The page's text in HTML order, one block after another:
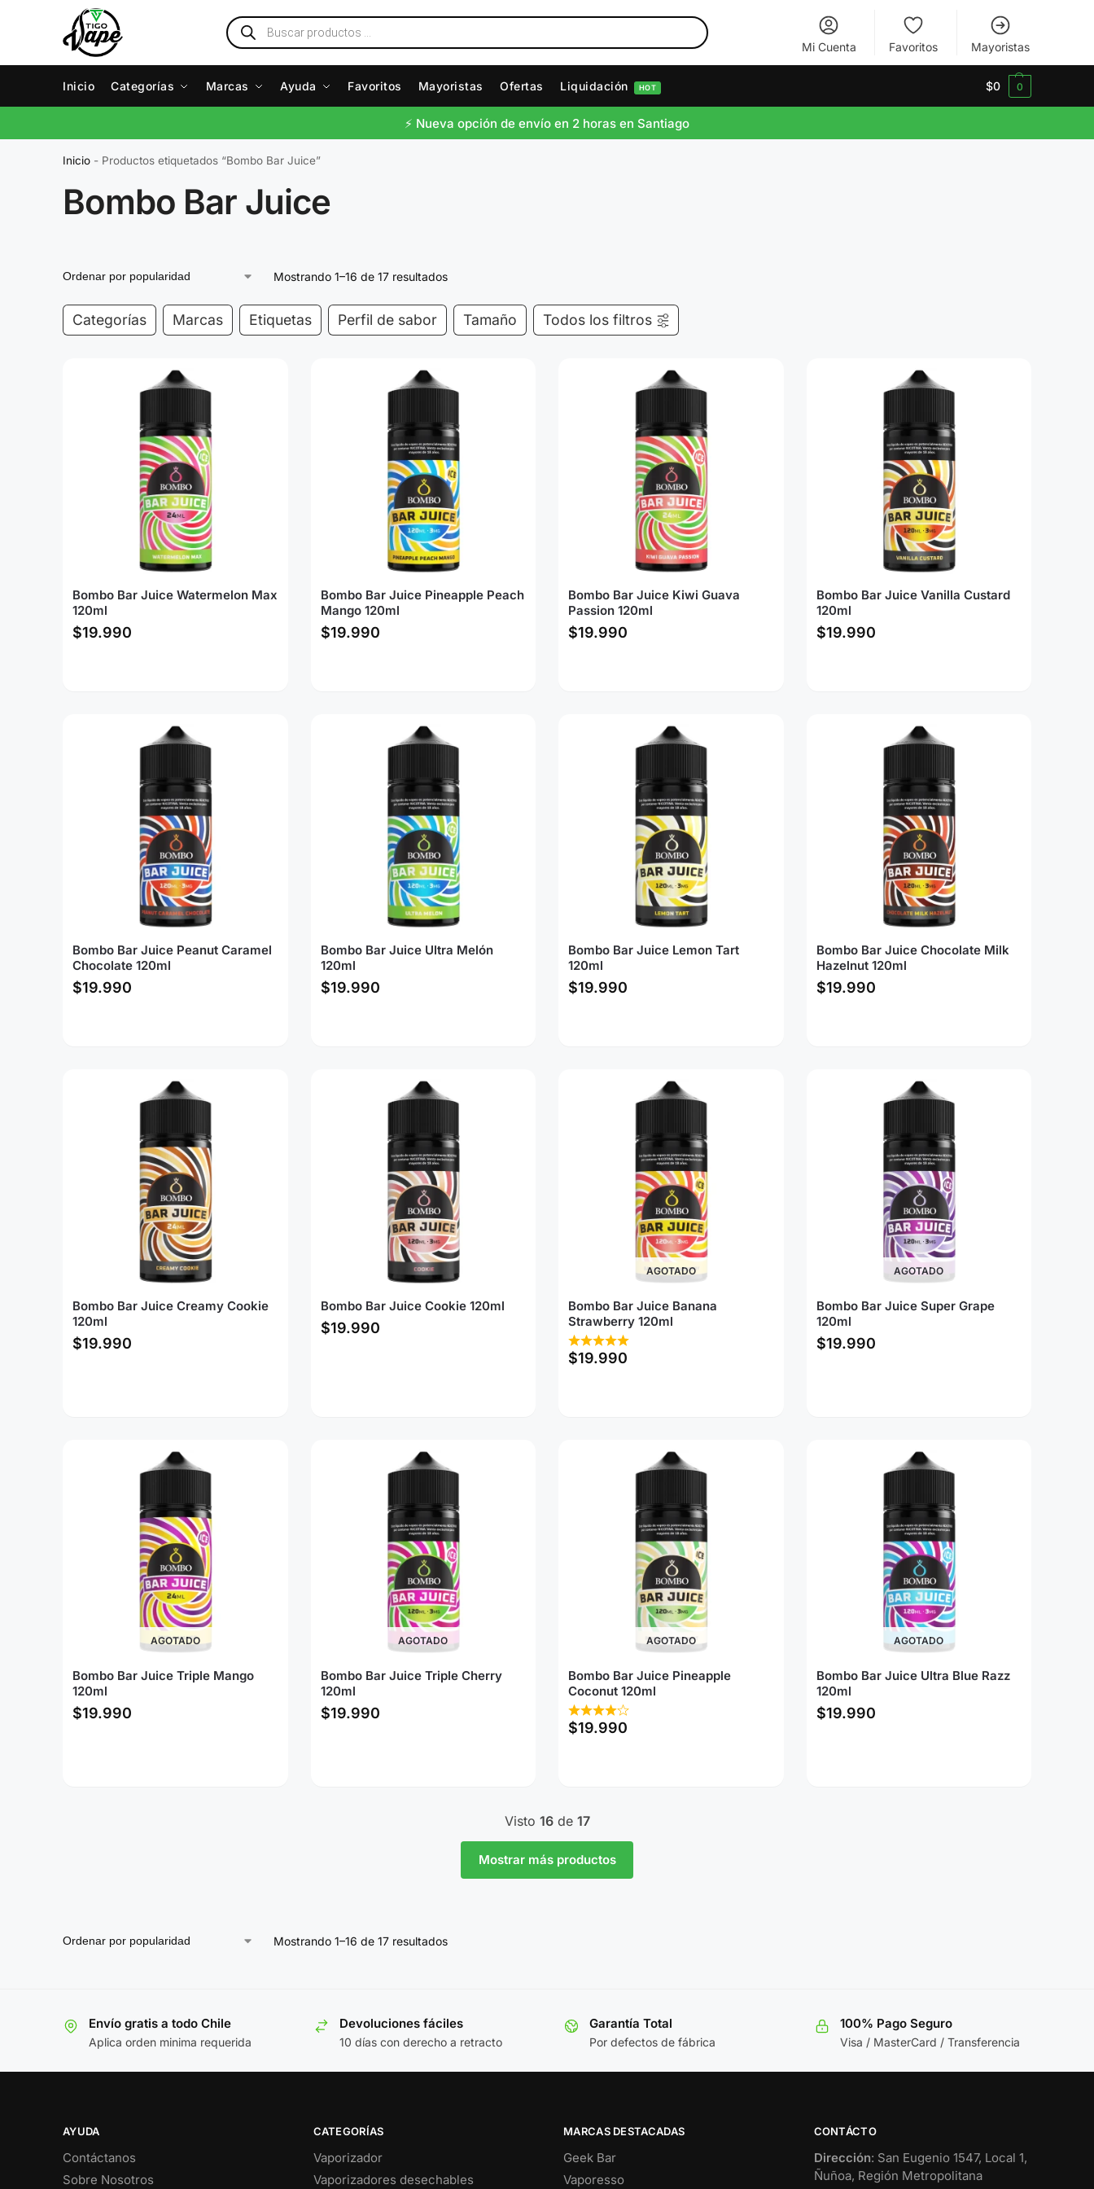
Mi Cuenta Favoritos Mayoristas
Inicio Categorías Marcas Ayuda Favoritos Mayoristas Ofertas Liquidación HOT $0 0
⚡️ Nueva opción de envío en 2 horas en Santiago
Inicio - Productos etiquetados “Bombo Bar Juice”
Bombo Bar Juice
Mostrando 1–16 de 17 resultados
Categorías Marcas Etiquetas Perfil de sabor Tamaño Todos los filtros
Bombo Bar Juice Watermelon Max
120ml
$19.990
Bombo Bar Juice Pineapple Peach
Mango 120ml
$19.990
Bombo Bar Juice Kiwi Guava
Passion 120ml
$19.990
Bombo Bar Juice Vanilla Custard
120ml
$19.990
Bombo Bar Juice Peanut Caramel
Chocolate 120ml
$19.990
Bombo Bar Juice Ultra Melón
120ml
$19.990
Bombo Bar Juice Lemon Tart
120ml
$19.990
Bombo Bar Juice Chocolate Milk
Hazelnut 120ml
$19.990
Bombo Bar Juice Creamy Cookie
120ml
$19.990
Bombo Bar Juice Cookie 120ml
$19.990
AGOTADO
Bombo Bar Juice Banana
Strawberry 120ml
$19.990
AGOTADO
Bombo Bar Juice Super Grape
120ml
$19.990
AGOTADO
Bombo Bar Juice Triple Mango
120ml
$19.990
AGOTADO
Bombo Bar Juice Triple Cherry
120ml
$19.990
AGOTADO
Bombo Bar Juice Pineapple
Coconut 120ml
$19.990
AGOTADO
Bombo Bar Juice Ultra Blue Razz
120ml
$19.990
Visto 16de 17
Mostrar más productos
Mostrando 1–16 de 17 resultados
Envío gratis a todo Chile
Aplica orden minima requerida
Devoluciones fáciles
10 días con derecho a retracto
Garantía Total
Por defectos de fábrica
100% Pago Seguro
Visa / MasterCard / Transferencia
AYUDA
Contáctanos
Sobre Nosotros
CATEGORÍAS
Vaporizador
Vaporizadores desechables
MARCAS DESTACADAS
Geek Bar
Vaporesso
CONTÁCTO
Dirección: San Eugenio 1547, Local 1,
Ñuñoa, Región Metropolitana